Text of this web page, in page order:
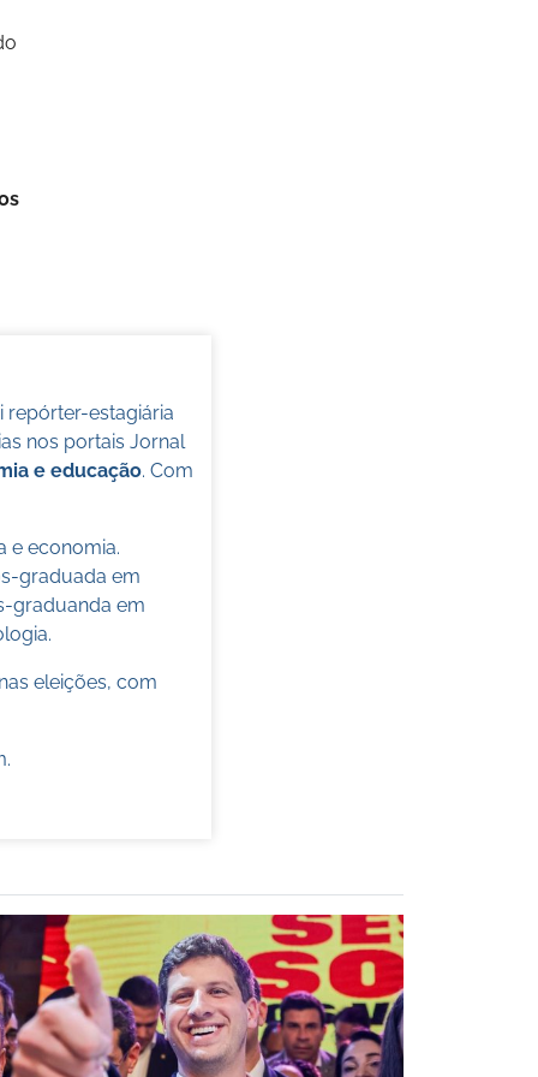
repórter-estagiária
nos portais Jornal
e educação. Com
e economia.
graduada em
graduanda em
eleições, com
.